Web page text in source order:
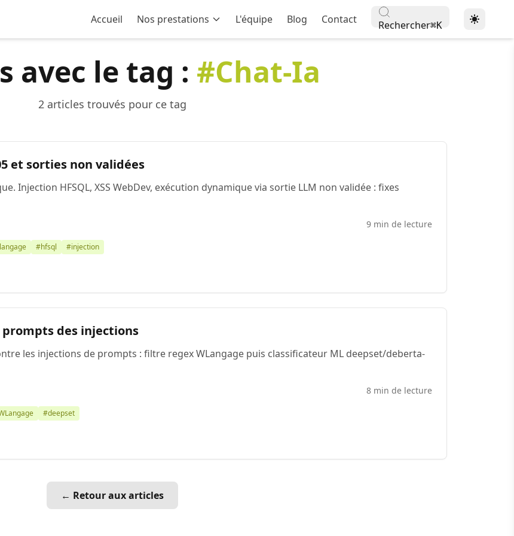
Accueil Nos prestations L'équipe Blog Contact Rechercher⌘K
avec le tag : #Chat-Ia
2 articles trouvés pour ce tag
et sorties non validées
Injection HFSQL, XSS WebDev, exécution dynamique via sortie LLM non validée : fixes
9 min de lecture
#hfsql #injection
prompts des injections
les injections de prompts : filtre regex WLangage puis classificateur ML deepset/deberta-
8 min de lecture
#deepset
← Retour aux articles